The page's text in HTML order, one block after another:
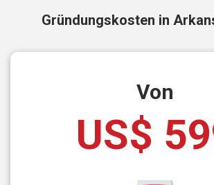
Gründungskosten in
Von
US$